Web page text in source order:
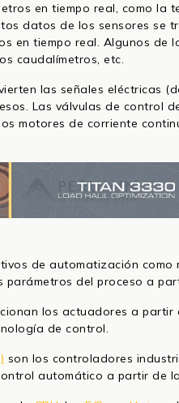
en tiempo real, como la
datos de los sensores se
en tiempo real. Algunos de
caudalímetros, etc.
las señales eléctricas
Las válvulas de control
motores de corriente
de automatización como
del proceso a
los actuadores a partir
de control.
son los controladores
automático a partir de